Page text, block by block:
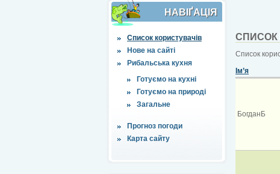
НАВІҐАЦІЯ
Список користувачів
Нове на сайті
Рибальська кухня
Готуємо на кухні
Готуємо на природі
Загальне
Прогноз погоди
Карта сайту
СПИСОК
Список
Ім’я
БогданБ